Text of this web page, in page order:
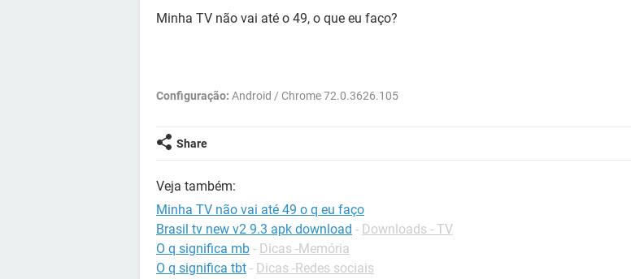
Minha TV não vai até o 49, o que eu faço?
Configuração: Android / Chrome 72.0.3626.105
Share
Veja também:
Minha TV não vai até 49 o q eu faço
Brasil tv new v2 9.3 apk download - Downloads - TV
O q significa mb - Dicas -Memória
O q significa tbt - Dicas -Redes sociais